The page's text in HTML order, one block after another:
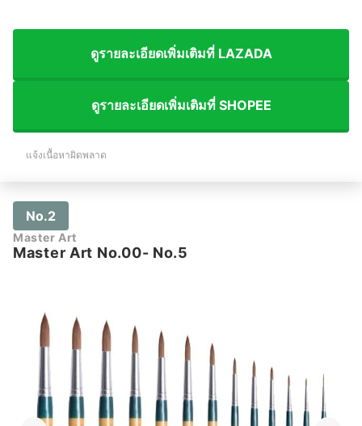
ดูรายละเอียดเพิ่มเติมที่ LAZADA
ดูรายละเอียดเพิ่มเติมที่ SHOPEE
แจ้งเนื้อหาผิดพลาด
No.2
Master Art
Master Art No.00- No.5